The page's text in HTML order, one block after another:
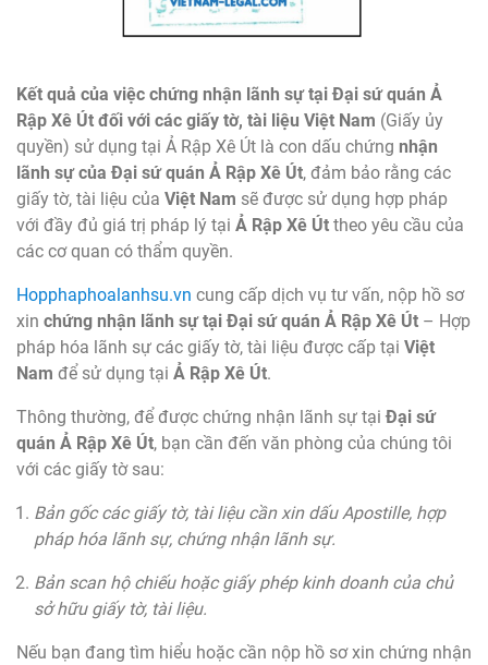
Kết quả của việc chứng nhận lãnh sự tại Đại sứ quán Ả
Rập Xê Út đối với các giấy tờ, tài liệu Việt Nam (Giấy ủy
quyền) sử dụng tại Ả Rập Xê Út là con dấu chứng nhận
lãnh sự của Đại sứ quán Ả Rập Xê Út, đảm bảo rằng các
giấy tờ, tài liệu của Việt Nam sẽ được sử dụng hợp pháp
với đầy đủ giá trị pháp lý tại Ả Rập Xê Út theo yêu cầu của
các cơ quan có thẩm quyền.
Hopphaphoalanhsu.vn cung cấp dịch vụ tư vấn, nộp hồ sơ
xin chứng nhận lãnh sự tại Đại sứ quán Ả Rập Xê Út – Hợp
pháp hóa lãnh sự các giấy tờ, tài liệu được cấp tại Việt
Nam để sử dụng tại Ả Rập Xê Út.
Thông thường, để được chứng nhận lãnh sự tại Đại sứ
quán Ả Rập Xê Út, bạn cần đến văn phòng của chúng tôi
với các giấy tờ sau:
Bản gốc các giấy tờ, tài liệu cần xin dấu Apostille, hợp
pháp hóa lãnh sự, chứng nhận lãnh sự.
Bản scan hộ chiếu hoặc giấy phép kinh doanh của chủ
sở hữu giấy tờ, tài liệu.
Nếu bạn đang tìm hiểu hoặc cần nộp hồ sơ xin chứng nhận